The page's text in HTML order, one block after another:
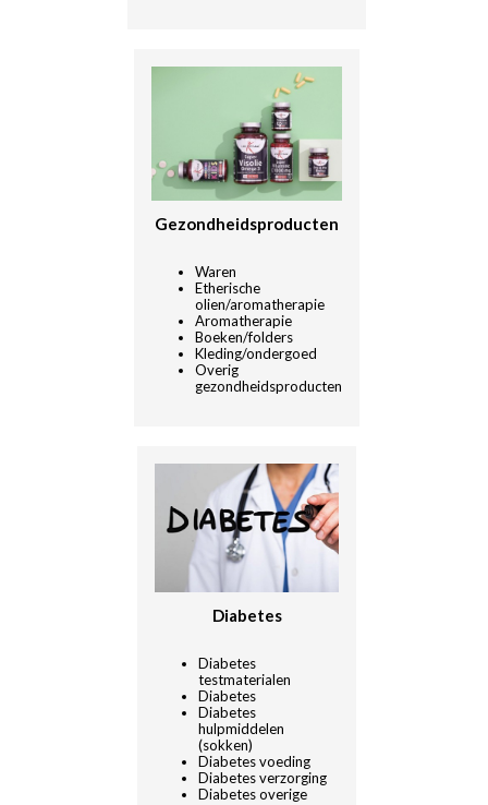
Gezondheidsproducten
Waren
Etherische
olien/aromatherapie
Aromatherapie
Boeken/folders
Kleding/ondergoed
Overig
gezondheidsproducten
Diabetes
Diabetes
testmaterialen
Diabetes
Diabetes
hulpmiddelen
(sokken)
Diabetes voeding
Diabetes verzorging
Diabetes overige